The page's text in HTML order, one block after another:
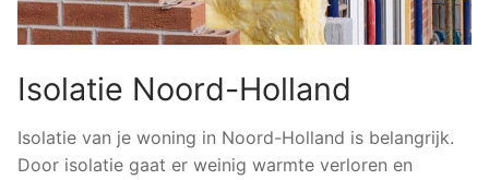
Isolatie Noord-Holland
Isolatie van je woning in Noord-Holland is belangrijk.
Door isolatie gaat er weinig warmte verloren en